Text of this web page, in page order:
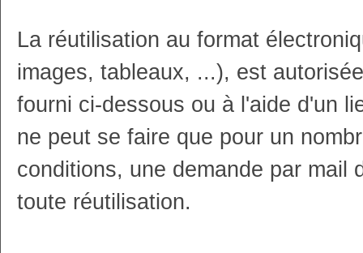
La réutilisation au format
images, tableaux, ...), est
fourni ci-dessous ou à l'aide d'un
ne peut se faire que pour un
conditions, une demande par mail
toute réutilisation.